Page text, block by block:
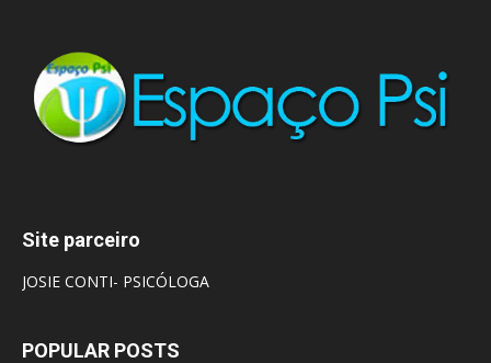
Site parceiro
JOSIE CONTI- PSICÓLOGA
POPULAR POSTS